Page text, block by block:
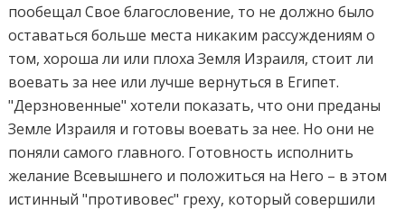
пообещал Свое благословение, то не должно было
оставаться больше места никаким рассуждениям о
том, хороша ли или плоха Земля Израиля, стоит ли
воевать за нее или лучше вернуться в Египет.
"Дерзновенные" хотели показать, что они преданы
Земле Израиля и готовы воевать за нее. Но они не
поняли самого главного. Готовность исполнить
желание Всевышнего и положиться на Него – в этом
истинный "противовес" греху, который совершили